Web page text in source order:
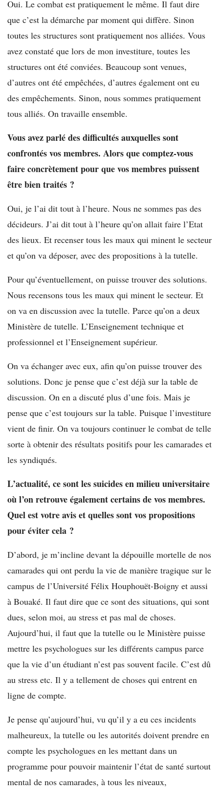
Oui. Le combat est pratiquement le même. Il faut dire
que c’est la démarche par moment qui diffère. Sinon
toutes les structures sont pratiquement nos alliées. Vous
avez constaté que lors de mon investiture, toutes les
structures ont été conviées. Beaucoup sont venues,
d’autres ont été empêchées, d’autres également ont eu
des empêchements. Sinon, nous sommes pratiquement
tous alliés. On travaille ensemble.
Vous avez parlé des difficultés auxquelles sont
confrontés vos membres. Alors que comptez-vous
faire concrètement pour que vos membres puissent
être bien traités ?
Oui, je l’ai dit tout à l’heure. Nous ne sommes pas des
décideurs. J’ai dit tout à l’heure qu’on allait faire l’Etat
des lieux. Et recenser tous les maux qui minent le secteur
et qu’on va déposer, avec des propositions à la tutelle.
Pour qu’éventuellement, on puisse trouver des solutions.
Nous recensons tous les maux qui minent le secteur. Et
on va en discussion avec la tutelle. Parce qu’on a deux
Ministère de tutelle. L’Enseignement technique et
professionnel et l’Enseignement supérieur.
On va échanger avec eux, afin qu’on puisse trouver des
solutions. Donc je pense que c’est déjà sur la table de
discussion. On en a discuté plus d’une fois. Mais je
pense que c’est toujours sur la table. Puisque l’investiture
vient de finir. On va toujours continuer le combat de telle
sorte à obtenir des résultats positifs pour les camarades et
les syndiqués.
L’actualité, ce sont les suicides en milieu universitaire
où l’on retrouve également certains de vos membres.
Quel est votre avis et quelles sont vos propositions
pour éviter cela ?
D’abord, je m’incline devant la dépouille mortelle de nos
camarades qui ont perdu la vie de manière tragique sur le
campus de l’Université Félix Houphouët-Boigny et aussi
à Bouaké. Il faut dire que ce sont des situations, qui sont
dues, selon moi, au stress et pas mal de choses.
Aujourd’hui, il faut que la tutelle ou le Ministère puisse
mettre les psychologues sur les différents campus parce
que la vie d’un étudiant n’est pas souvent facile. C’est dû
au stress etc. Il y a tellement de choses qui entrent en
ligne de compte.
Je pense qu’aujourd’hui, vu qu’il y a eu ces incidents
malheureux, la tutelle ou les autorités doivent prendre en
compte les psychologues en les mettant dans un
programme pour pouvoir maintenir l’état de santé surtout
mental de nos camarades, à tous les niveaux,